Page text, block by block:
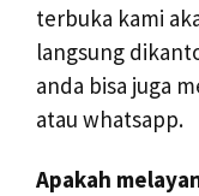
terbuka kami
langsung
anda bisa juga
atau whatsapp.
Apakah